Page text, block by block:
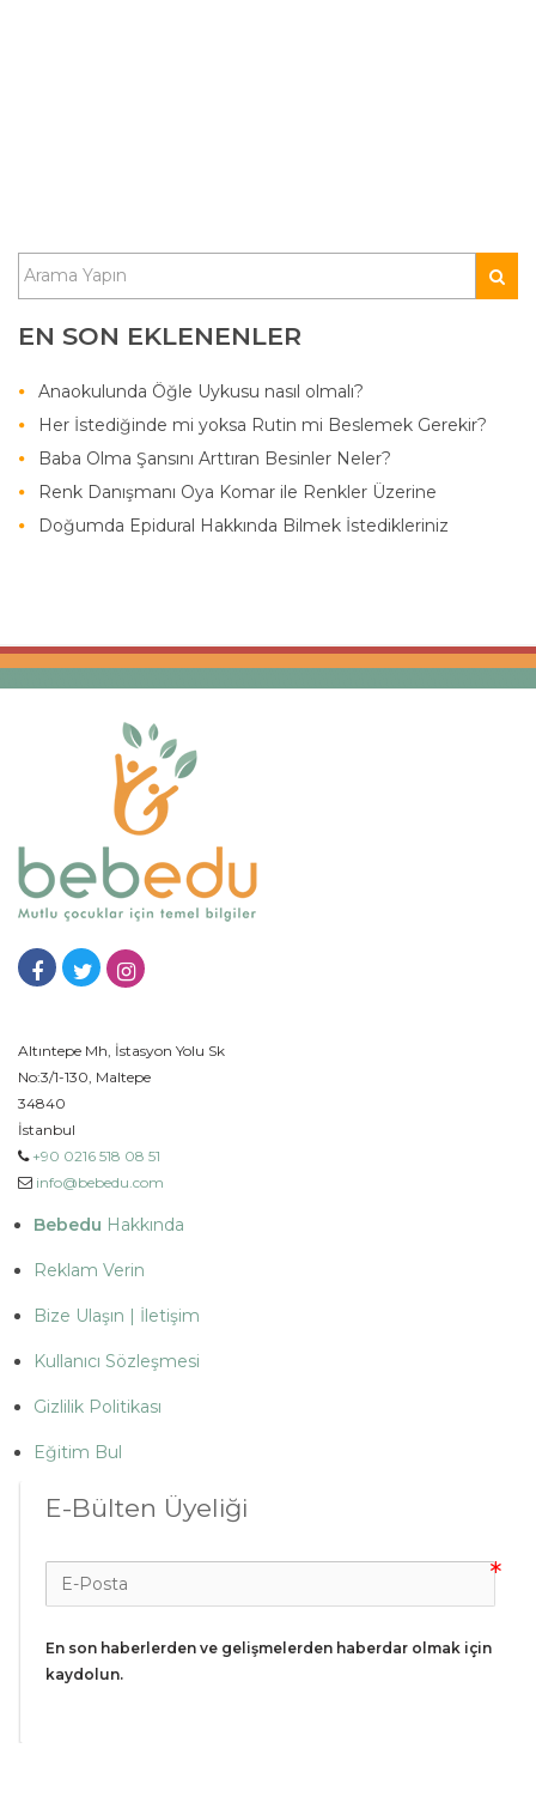
EN SON EKLENENLER
Anaokulunda Öğle Uykusu nasıl olmalı?
Her İstediğinde mi yoksa Rutin mi Beslemek Gerekir?
Baba Olma Şansını Arttıran Besinler Neler?
Renk Danışmanı Oya Komar ile Renkler Üzerine
Doğumda Epidural Hakkında Bilmek İstedikleriniz
Altıntepe Mh, İstasyon Yolu Sk
No:3/1-130, Maltepe
34840
İstanbul
+90 0216 518 08 51
info@bebedu.com
Bebedu Hakkında
Reklam Verin
Bize Ulaşın | İletişim
Kullanıcı Sözleşmesi
Gizlilik Politikası
Eğitim Bul
E-Bülten Üyeliği
En son haberlerden ve gelişmelerden haberdar olmak için
kaydolun.